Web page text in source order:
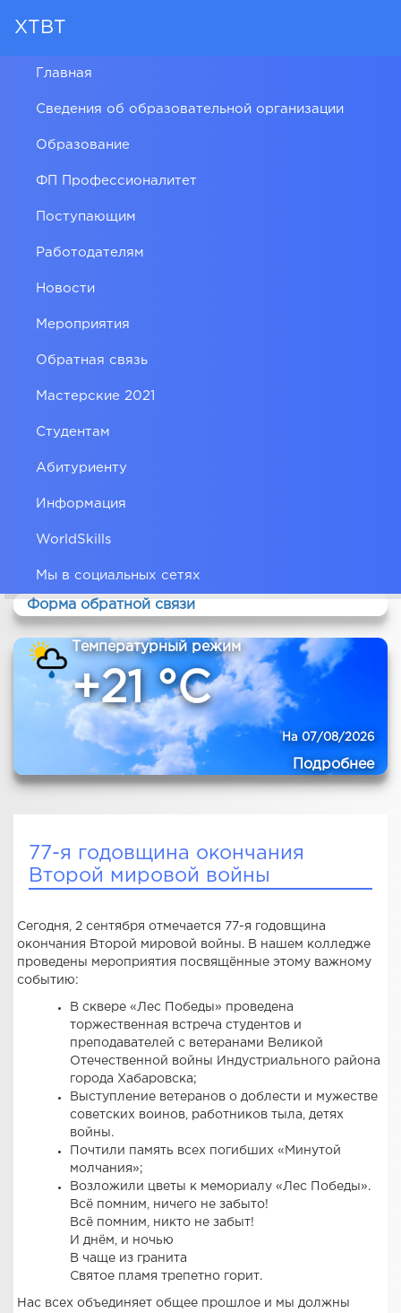
ХТВТ
Главная
Сведения об образовательной организации
Образование
ФП Профессионалитет
Поступающим
Работодателям
Новости
Мероприятия
Обратная связь
Мастерские 2021
Студентам
Абитуриенту
Информация
WorldSkills
Мы в социальных сетях
Форма обратной связи
Температурный режим
+21 °C
На 07/08/2026
Подробнее
77-я годовщина окончания
Второй мировой войны
Сегодня, 2 сентября отмечается 77-я годовщина
окончания Второй мировой войны. В нашем колледже
проведены мероприятия посвящённые этому важному
событию:
В сквере «Лес Победы» проведена
торжественная встреча студентов и
преподавателей с ветеранами Великой
Отечественной войны Индустриального района
города Хабаровска;
Выступление ветеранов о доблести и мужестве
советских воинов, работников тыла, детях
войны.
Почтили память всех погибших «Минутой
молчания»;
Возложили цветы к мемориалу «Лес Победы».
Всё помним, ничего не забыто!
Всё помним, никто не забыт!
И днём, и ночью
В чаще из гранита
Святое пламя трепетно горит.
Нас всех объединяет общее прошлое и мы должны